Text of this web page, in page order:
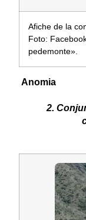
Afiche de la
Foto:
pedemonte».
Anomia
2.
Real